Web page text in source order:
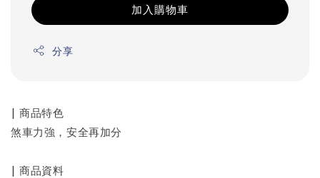
加入購物車
分享
| 商品特色
煞車力強，安全再加分
| 商品資料